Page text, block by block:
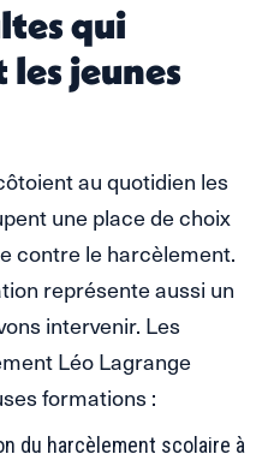
qui
jeunes
au quotidien les
une place de choix
contre le harcèlement.
représente aussi un
intervenir. Les
Léo Lagrange
formations :
du harcèlement scolaire à